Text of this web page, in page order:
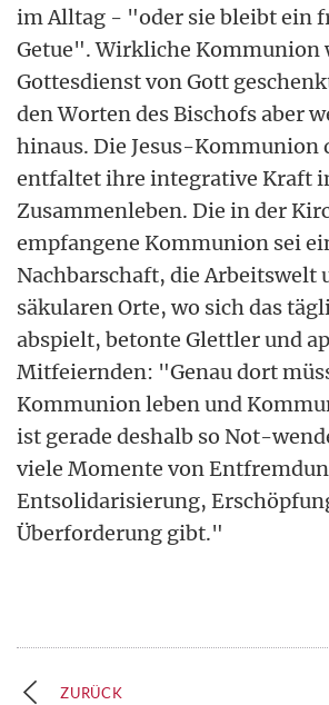
im Alltag - "oder sie bleibt ein
Getue". Wirkliche Kommunion
Gottesdienst von Gott
den Worten des Bischofs aber
hinaus. Die Jesus-Kommunion
entfaltet ihre integrative Kraft
Zusammenleben. Die in der
empfangene Kommunion sei
Nachbarschaft, die Arbeitswelt
säkularen Orte, wo sich das
abspielt, betonte Glettler und
Mitfeiernden: "Genau dort
Kommunion leben und
ist gerade deshalb so Not-
viele Momente von
Entsolidarisierung,
Überforderung gibt."
ZURÜCK